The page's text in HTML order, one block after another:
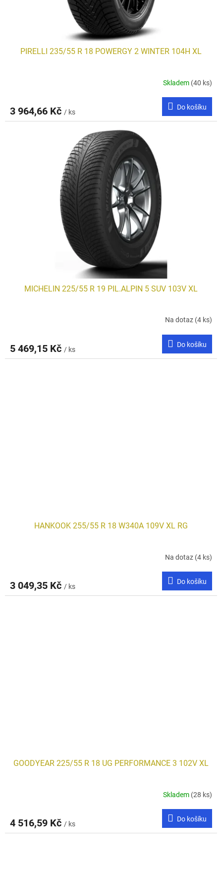
PIRELLI 235/55 R 18 POWERGY 2 WINTER 104H XL
Skladem (40 ks)
3 964,66 Kč / ks
Do košíku
MICHELIN 225/55 R 19 PIL.ALPIN 5 SUV 103V XL
Na dotaz (4 ks)
5 469,15 Kč / ks
Do košíku
HANKOOK 255/55 R 18 W340A 109V XL RG
Na dotaz (4 ks)
3 049,35 Kč / ks
Do košíku
GOODYEAR 225/55 R 18 UG PERFORMANCE 3 102V XL
Skladem (28 ks)
4 516,59 Kč / ks
Do košíku